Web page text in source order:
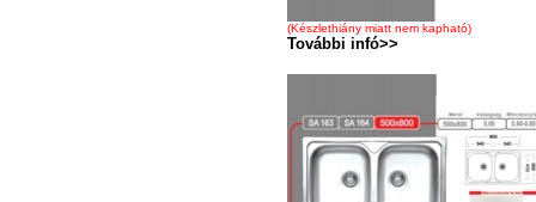
(Készlethiány miatt nem kapható)
További infó>>